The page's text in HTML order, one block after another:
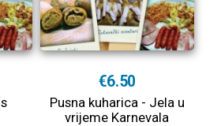
€6.50
Pusna kuharica - Jela u
vrijeme Karnevala